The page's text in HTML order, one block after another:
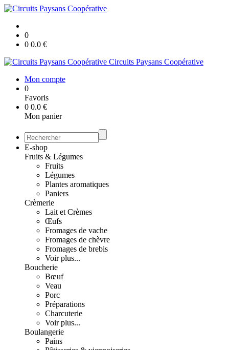
0
0 0.0 €
Circuits Paysans Coopérative
Mon compte
0
Favoris
0 0.0 €
Mon panier
E-shop
Fruits & Légumes
Fruits
Légumes
Plantes aromatiques
Paniers
Crèmerie
Lait et Crèmes
Œufs
Fromages de vache
Fromages de chèvre
Fromages de brebis
Voir plus...
Boucherie
Bœuf
Veau
Porc
Préparations
Charcuterie
Voir plus...
Boulangerie
Pains